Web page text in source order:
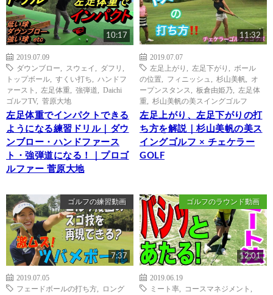
10:17
2019.07.09
ダウンブロー
スウェイ ダフリ
トップボール
すくい打ち
ハンドフ
ァースト
左足体重 強弾道
Daichi
ゴルフTV, 菅原大地
左足体重でインパクトできる
ようになる練習ドリル｜ダウ
ンブロー・ハンドファース
ト・強弾道になる！｜プロゴ
ルファー 菅原大地
11:32
2019.07.07
左足上がり
左足下がり
ボール
の位置
フィニッシュ 杉山美帆
オ
ープンスタンス
板倉由姫乃
左足体
重
杉山美帆の美スイングゴルフ
左足上がり、左足下がりの打
ち方を解説｜杉山美帆の美ス
イングゴルフ × チェケラー
GOLF
ゴルフの練習動画
7:37
2019.07.05
フェードボールの打ち方
ロング
ゴルフのラウンド動画
12:01
2019.06.19
ミート率
コースマネジメント